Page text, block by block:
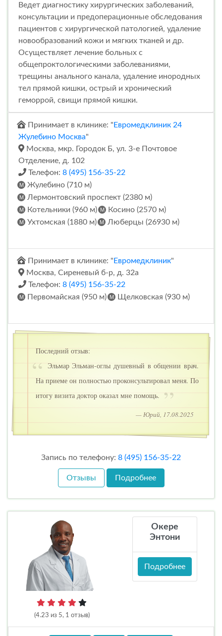
Ведет диагностику хирургических заболеваний,
консультации и предоперационные обследования
пациентов с хирургической патологией, удаление
новообразований кожи и мягких тканей и др.
Осуществляет лечение больных с
общепроктологическими заболеваниями,
трещины анального канала, удаление инородных
тел прямой кишки, острый и хронический
геморрой, свищи прямой кишки.
Принимает в клинике: " Евромедклиник 24
Жулебино Москва"
Москва, мкр. Городок Б, ул. 3-е Почтовое
Отделение, д. 102
Телефон: 8 (495) 156-35-22
Жулебино (710 м)
Лермонтовский проспект (2380 м)
Котельники (960 м)
Косино (2570 м)
Ухтомская (1880 м)
Люберцы (26930 м)
Принимает в клинике: " Евромедклиник"
Москва, Сиреневый б-р, д. 32а
Телефон: 8 (495) 156-35-22
Первомайская (950 м)
Щелковская (930 м)
Последний отзыв:
Эльмар Эльман-оглы душевный в общении врач.
На приеме он полностью проконсультировал меня. По
итогу визита доктор оказал мне помощь.
— Юрий, 17.08.2025
Запись по телефону: 8 (495) 156-35-22
Отзывы Подробнее
(4.23 из 5, 1 отзыв)
Окере
Энтони
Подробнее